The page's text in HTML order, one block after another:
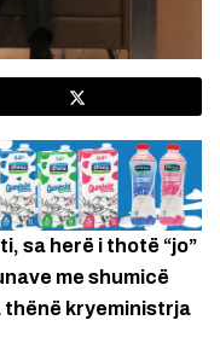
sa herë i thotë “jo”
me shumicë
thënë kryeministrja